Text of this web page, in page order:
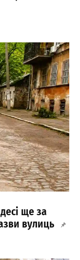
ще за
вулиць